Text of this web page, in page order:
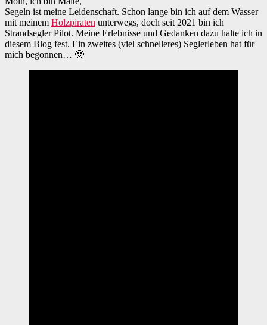
Segeln ist meine Leidenschaft. Schon lange bin ich auf dem Wasser
mit meinem Holzpiraten unterwegs, doch seit 2021 bin ich
Strandsegler Pilot. Meine Erlebnisse und Gedanken dazu halte ich in
diesem Blog fest. Ein zweites (viel schnelleres) Seglerleben hat für
mich begonnen… 🙂